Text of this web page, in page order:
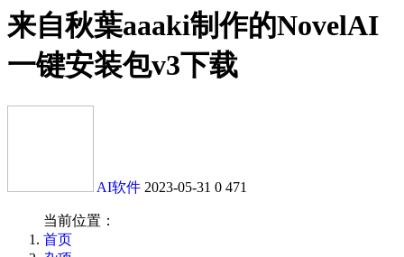
来自秋葉aaaki制作的NovelAI
一键安装包v3下载
AI软件 2023-05-31 0 471
当前位置：
首页